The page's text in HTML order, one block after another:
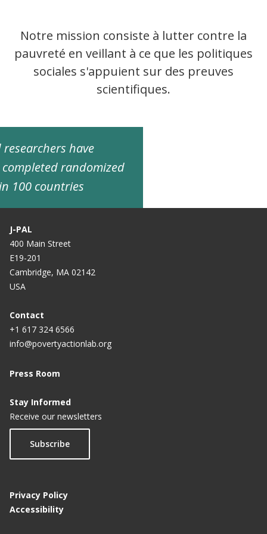
Notre mission consiste à lutter contre la
pauvreté en veillant à ce que les politiques
sociales s'appuient sur des preuves
scientifiques.
researchers have
randomized
100 countries
J-PAL
400 Main Street
E19-201
Cambridge, MA 02142
USA
Contact
+1 617 324 6566
info@povertyactionlab.org
Press Room
Stay Informed
Receive our newsletters
Subscribe
Privacy Policy
Accessibility